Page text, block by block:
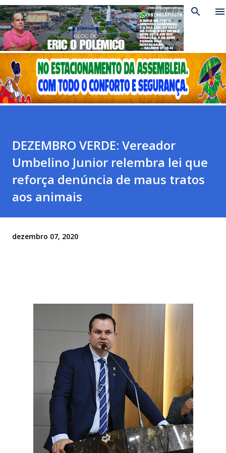
Pular para o conteúdo principal
DEZEMBRO VERDE: Vereador
Umbelino Junior relembra lei que
reforça denúncia de maus tratos
aos animais
dezembro 07, 2020